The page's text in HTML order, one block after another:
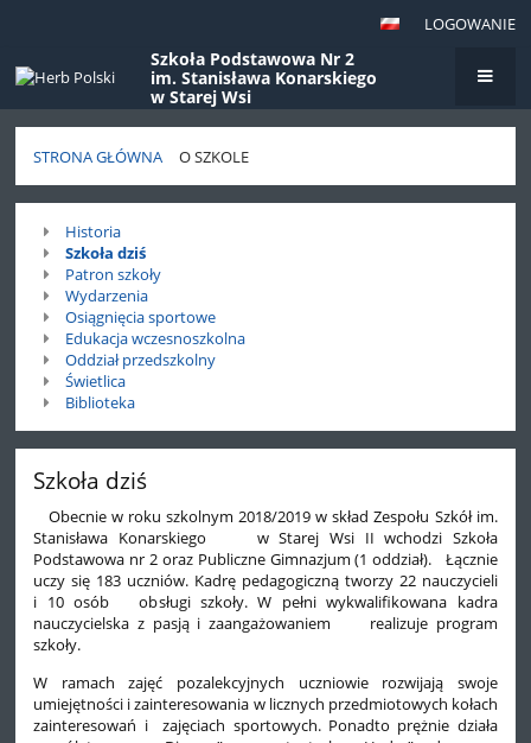
LOGOWANIE
Szkoła Podstawowa Nr 2
im. Stanisława Konarskiego
w Starej Wsi
STRONA GŁÓWNA O SZKOLE
szkoleHistoria
Szkoła dziś
Patron szkoły
Wydarzenia
Osiągnięcia sportowe
Edukacja wczesnoszkolna
Oddział przedszkolny
Świetlica
Biblioteka
Szkoła dziś
Obecnie w roku szkolnym 2018/2019 w skład Zespołu Szkół im.
Stanisława Konarskiego w Starej Wsi II wchodzi Szkoła
Podstawowa nr 2 oraz Publiczne Gimnazjum (1 oddział). Łącznie
uczy się 183 uczniów. Kadrę pedagogiczną tworzy 22 nauczycieli
i 10 osób obsługi szkoły. W pełni wykwalifikowana kadra
nauczycielska z pasją i zaangażowaniem realizuje program
szkoły.
W ramach zajęć pozalekcyjnych uczniowie rozwijają swoje
umiejętności i zainteresowania w licznych przedmiotowych kołach
zainteresowań i zajęciach sportowych. Ponadto prężnie działa